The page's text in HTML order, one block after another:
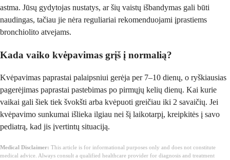
astma. Jūsų gydytojas nustatys, ar šių vaistų išbandymas gali būti
naudingas, tačiau jie nėra reguliariai rekomenduojami įprastiems
bronchiolito atvejams.
Kada vaiko kvėpavimas grįš į normalią?
Kvėpavimas paprastai palaipsniui gerėja per 7–10 dienų, o ryškiausias
pagerėjimas paprastai pastebimas po pirmųjų kelių dienų. Kai kurie
vaikai gali šiek tiek švokšti arba kvėpuoti greičiau iki 2 savaičių. Jei
kvėpavimo sunkumai išlieka ilgiau nei šį laikotarpį, kreipkitės į savo
pediatrą, kad jis įvertintų situaciją.
Medical Disclaimer: This article is for informational purposes only and does not constitute
medical advice. Always consult a qualified healthcare provider for diagnosis and treatment